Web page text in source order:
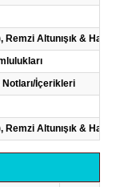
Remzi Altunışık &
Notları/İçerikleri
Remzi Altunışık &